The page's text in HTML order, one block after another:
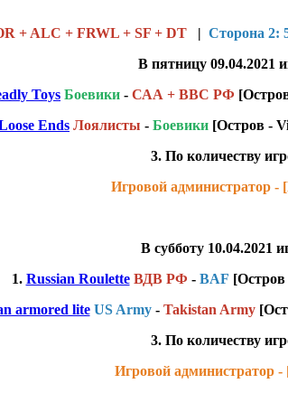
+ ALC + FRWL + SF + DT | Сторона 2:
В пятницу 09.04.2021
Toys Боевики - САА + ВВС РФ
Ends Лоялисты - Боевики [Остров -
3. По количеству
Игровой администратор -
В субботу 10.04.2021
1. Russian Roulette ВДВ РФ - BAF [Остров
armored lite US Army- Takistan Army
3. По количеству
Игровой администратор -